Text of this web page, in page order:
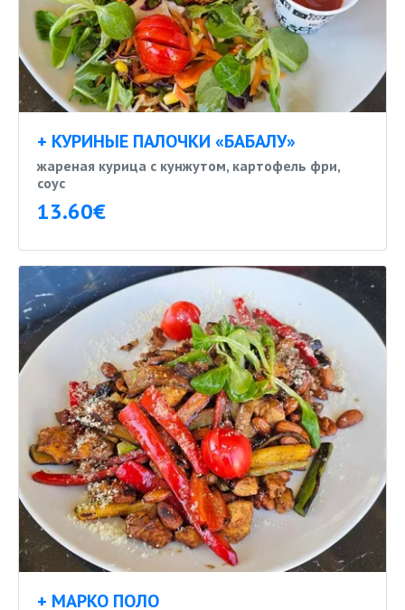
+ КУРИНЫЕ ПАЛОЧКИ «БАБАЛУ»
жареная курица с кунжутом, картофель фри,
соус
13.60€
+ МАРКО ПОЛО